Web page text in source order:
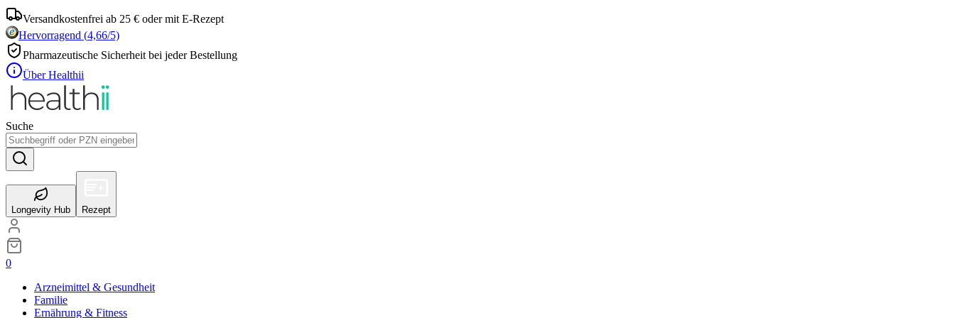
Versandkostenfrei ab 25 € oder mit E-Rezept
Hervorragend (4,66/5)
Pharmazeutische Sicherheit bei jeder Bestellung
Über Healthii
Suche
Longevity Hub Rezept
0
Arzneimittel & Gesundheit
Familie
Ernährung & Fitness